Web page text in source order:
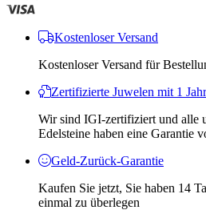
Kostenloser Versand
Kostenloser Versand für
Zertifizierte Juwelen mit 1
Wir sind IGI-zertifiziert und alle
Edelsteine ​​haben eine Garantie
Geld-Zurück-Garantie
Kaufen Sie jetzt, Sie haben 14
einmal zu überlegen